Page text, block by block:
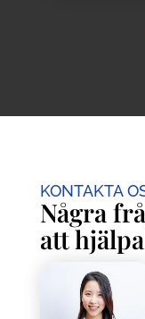
KONTAKTA
Några
att hjälpa